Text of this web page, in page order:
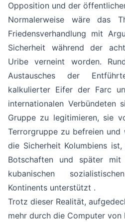
Opposition und der
Normalerweise wäre das
Friedensverhandlung mit
Sicherheit während der
Uribe verneint worden.
Austausches der
kalkulierter Eifer der Farc
internationalen Verbündeten
Gruppe zu legitimieren, sie
Terrorgruppe zu befreien
die Sicherheit Kolumbiens
Botschaften und später
kubanischen
Kontinents unterstützt .
Trotz dieser Realität,
mehr durch die Computer